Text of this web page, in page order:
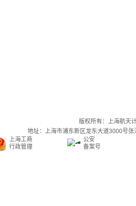
版权所有：上海航天
地址：上海市浦东新区龙东大道3000号
上海工商
行政管理
公安
备案号